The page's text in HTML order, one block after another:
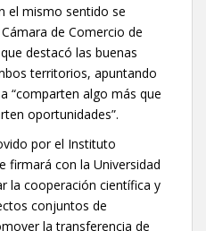
el mismo sentido se
de Comercio de
destacó las buenas
territorios, apuntando
“comparten algo más que
oportunidades”.
por el Instituto
firmará con la Universidad
la cooperación científica y
conjuntos de
la transferencia de